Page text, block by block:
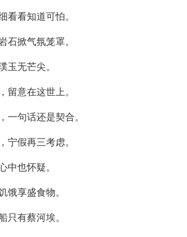
看看知道可怕。
石掀气氛笼罩。
玉无芒尖。
留意在这世上。
一句话还是契合。
宁假再三考虑。
中也怀疑。
饿享盛食物。
只有蔡河埃。